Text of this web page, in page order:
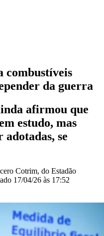
combustíveis
da guerra
afirmou que
estudo, mas
adotadas, se
Cotrim, do Estadão
17/04/26 às 17:52